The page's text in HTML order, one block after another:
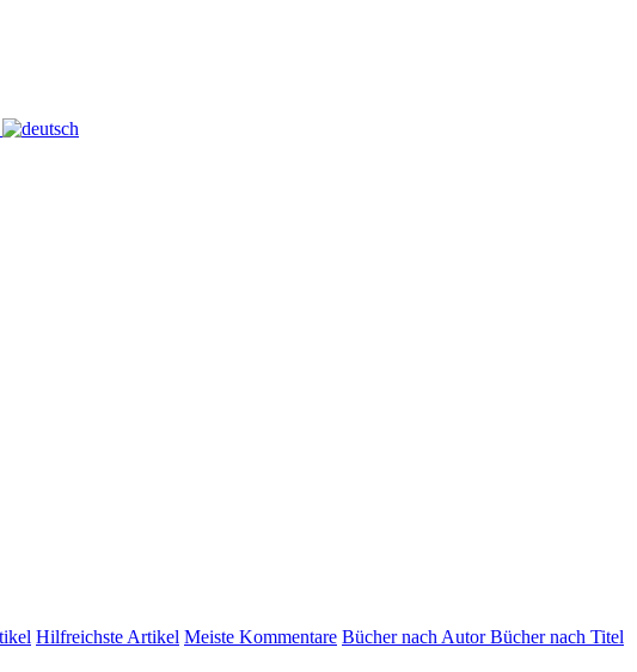
Hilfreichste Artikel Meiste Kommentare Bücher nach AutorBücher nach Titel